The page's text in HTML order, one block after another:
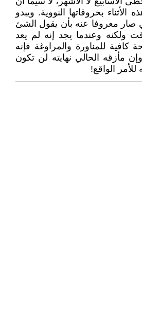
بخروقاتها النووية. ويبدو
صار معروفا عنه بأن يقول الشئ
ولکنه وعندما يجد إنه لم يعد
للمناورة والمراوغة فإنه
مأزقه الحالي نهايته لن تکون
الواقع!